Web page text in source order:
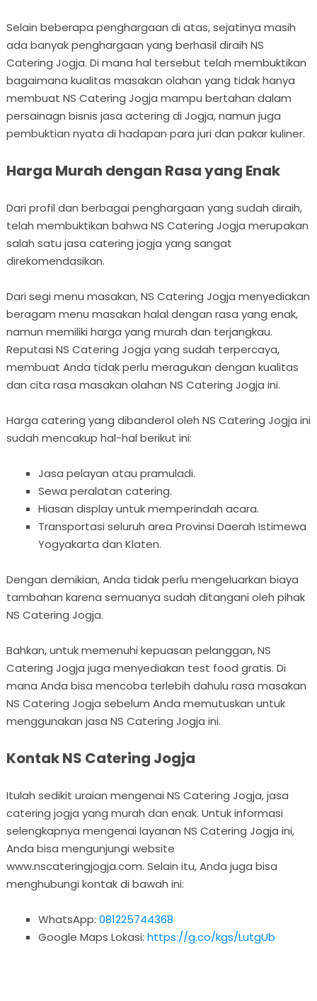
Selain beberapa penghargaan di atas, sejatinya masih
ada banyak penghargaan yang berhasil diraih NS
Catering Jogja. Di mana hal tersebut telah membuktikan
bagaimana kualitas masakan olahan yang tidak hanya
membuat NS Catering Jogja mampu bertahan dalam
persainagn bisnis jasa actering di Jogja, namun juga
pembuktian nyata di hadapan para juri dan pakar kuliner.
Harga Murah dengan Rasa yang Enak
Dari profil dan berbagai penghargaan yang sudah diraih,
telah membuktikan bahwa NS Catering Jogja merupakan
salah satu jasa catering jogja yang sangat
direkomendasikan.
Dari segi menu masakan, NS Catering Jogja menyediakan
beragam menu masakan halal dengan rasa yang enak,
namun memiliki harga yang murah dan terjangkau.
Reputasi NS Catering Jogja yang sudah terpercaya,
membuat Anda tidak perlu meragukan dengan kualitas
dan cita rasa masakan olahan NS Catering Jogja ini.
Harga catering yang dibanderol oleh NS Catering Jogja ini
sudah mencakup hal-hal berikut ini:
Jasa pelayan atau pramuladi.
Sewa peralatan catering.
Hiasan display untuk memperindah acara.
Transportasi seluruh area Provinsi Daerah Istimewa
Yogyakarta dan Klaten.
Dengan demikian, Anda tidak perlu mengeluarkan biaya
tambahan karena semuanya sudah ditangani oleh pihak
NS Catering Jogja.
Bahkan, untuk memenuhi kepuasan pelanggan, NS
Catering Jogja juga menyediakan test food gratis. Di
mana Anda bisa mencoba terlebih dahulu rasa masakan
NS Catering Jogja sebelum Anda memutuskan untuk
menggunakan jasa NS Catering Jogja ini.
Kontak NS Catering Jogja
Itulah sedikit uraian mengenai NS Catering Jogja, jasa
catering jogja yang murah dan enak. Untuk informasi
selengkapnya mengenai layanan NS Catering Jogja ini,
Anda bisa mengunjungi website
www.nscateringjogja.com. Selain itu, Anda juga bisa
menghubungi kontak di bawah ini:
WhatsApp: 081225744368
Google Maps Lokasi: https://g.co/kgs/LutgUb